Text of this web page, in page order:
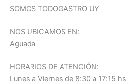
SOMOS TODOGASTRO UY
NOS UBICAMOS EN:
Aguada
HORARIOS DE ATENCIÓN:
Lunes a Viernes de 8:30 a 17:15 hs